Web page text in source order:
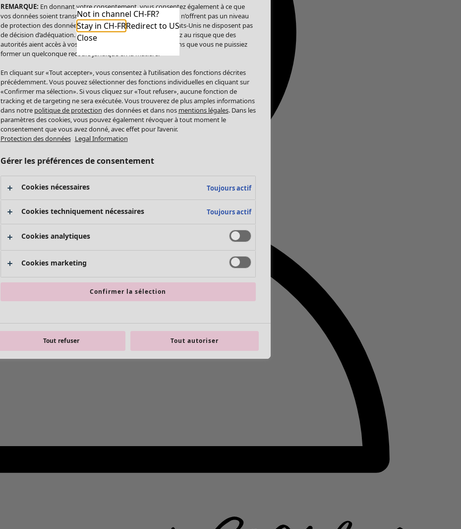
Not in channel CH-FR?
Stay in CH-FRRedirect to US
Close
REMARQUE: En donnant votre consentement, vous consentez également à ce que
vos données soient transmises aux États-Unis. Les États-Unis n’offrent pas un niveau
de protection des données comparable à celui de l’UE. Les États-Unis ne disposent pas
de décision d’adéquation. Par conséquent, vous vous exposez au risque que des
autorités aient accès à vos données à caractère personnel sans que vous ne puissiez
former un quelconque recours juridique en la matière.
En cliquant sur «Tout accepter», vous consentez à l’utilisation des fonctions décrites
précédemment. Vous pouvez sélectionner des fonctions individuelles en cliquant sur
«Confirmer ma sélection». Si vous cliquez sur «Tout refuser», aucune fonction de
tracking et de targeting ne sera exécutée. Vous trouverez de plus amples informations
dans notre politique de protection des données et dans nos mentions légales. Dans les
paramètres des cookies, vous pouvez également révoquer à tout moment le
consentement que vous avez donné, avec effet pour l’avenir.
Protection des données Legal Information
Gérer les préférences de consentement
Cookies nécessaires Toujours actif
Cookies techniquement nécessaires Toujours actif
Cookies analytiques
Cookies marketing
Confirmer la sélection
Tout refuser Tout autoriser